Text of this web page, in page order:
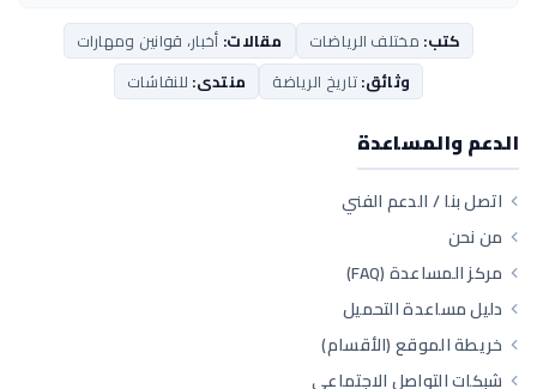
كتب: مختلف الرياضات مقالات: أخبار، قوانين ومهارات
وثائق:تاريخ الرياضة منتدى: للنقاشات
الدعم والمساعدة
اتصل بنا / الدعم الفني
من نحن
مركز المساعدة (FAQ)
دليل مساعدة التحميل
خريطة الموقع (الأقسام)
شبكات التواصل الاجتماعي